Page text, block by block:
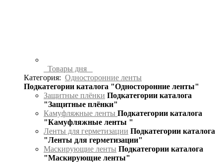
Товары дня
Категория: Односторонние ленты
Подкатегории каталога "Односторонние ленты"
Защитные плёнки Подкатегории каталога
"Защитные плёнки"
Камуфляжные ленты Подкатегории каталога
"Камуфляжные ленты "
Ленты для герметизации Подкатегории каталога
"Ленты для герметизации"
Маскирующие ленты Подкатегории каталога
"Маскирующие ленты"